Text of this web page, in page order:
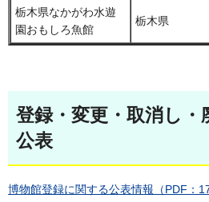
栃木県なかがわ水遊
園おもしろ魚館
栃木県
登録・変更・取消し
公表
博物館登録に関する公表情報（PDF：